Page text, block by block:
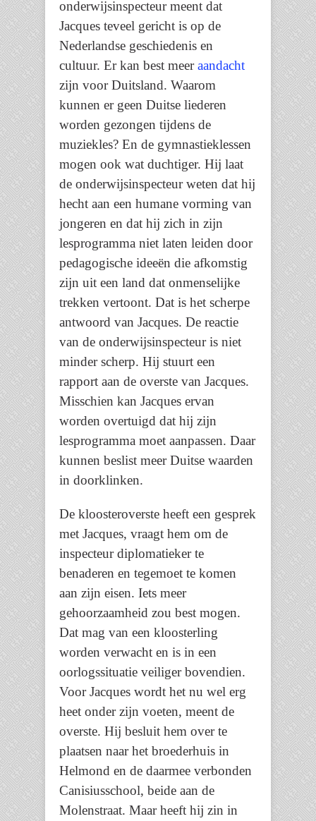
onderwijsinspecteur meent dat
Jacques teveel gericht is op de
Nederlandse geschiedenis en
cultuur. Er kan best meeraandacht
zijn voor Duitsland. Waarom
kunnen er geen Duitse liederen
worden gezongen tijdens de
muziekles? En de gymnastieklessen
mogen ook wat duchtiger. Hij laat
de onderwijsinspecteur weten dat hij
hecht aan een humane vorming van
jongeren en dat hij zich in zijn
lesprogramma niet laten leiden door
pedagogische ideeën die afkomstig
zijn uit een land dat onmenselijke
trekken vertoont. Dat is het scherpe
antwoord van Jacques. De reactie
van de onderwijsinspecteur is niet
minder scherp. Hij stuurt een
rapport aan de overste van Jacques.
Misschien kan Jacques ervan
worden overtuigd dat hij zijn
lesprogramma moet aanpassen. Daar
kunnen beslist meer Duitse waarden
in doorklinken.
De kloosteroverste heeft een gesprek
met Jacques, vraagt hem om de
inspecteur diplomatieker te
benaderen en tegemoet te komen
aan zijn eisen. Iets meer
gehoorzaamheid zou best mogen.
Dat mag van een kloosterling
worden verwacht en is in een
oorlogssituatie veiliger bovendien.
Voor Jacques wordt het nu wel erg
heet onder zijn voeten, meent de
overste. Hij besluit hem over te
plaatsen naar het broederhuis in
Helmond en de daarmee verbonden
Canisiusschool, beide aan de
Molenstraat. Maar heeft hij zin in